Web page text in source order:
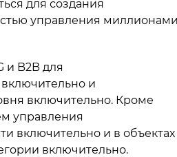
для создания
управления
и B2B для
и
включительно. Кроме
управления
включительно и в объектах
включительно.